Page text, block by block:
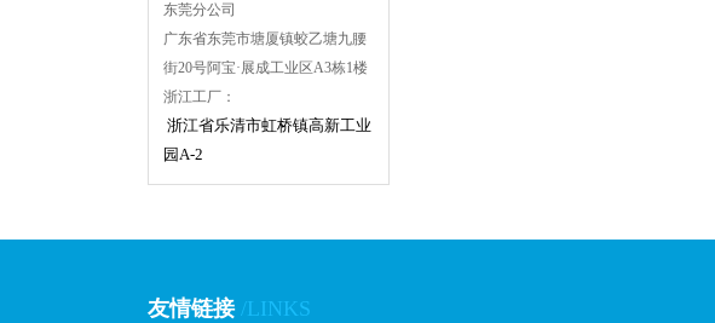
东莞分公司
广东省东莞市塘厦镇蛟乙塘九腰
街20号阿宝·展成工业区A3栋1楼
浙江工厂：
浙江省乐清市虹桥镇高新工业
园A-2
友情链接 /LINKS